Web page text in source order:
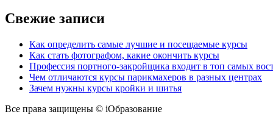
Свежие записи
Как определить самые лучшие и посещаемые курсы
Как стать фотографом, какие окончить курсы
Профессия портного-закройщика входит в топ самых
Чем отличаются курсы парикмахеров в разных центрах
Зачем нужны курсы кройки и шитья
Все права защищены © iОбразование